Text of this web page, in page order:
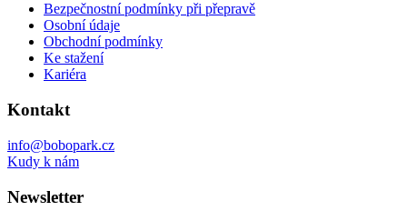
Bezpečnostní podmínky při přepravě
Osobní údaje
Obchodní podmínky
Ke stažení
Kariéra
Kontakt
info@bobopark.cz
Kudy k nám
Newsletter